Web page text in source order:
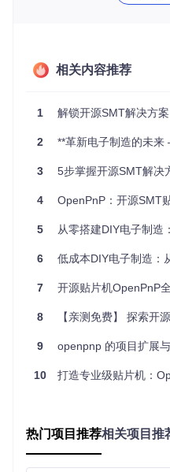
配方案，从DIY桌面设备到
OpenPnP的技术架构就像一
模
技术实现
动
制
Java + GCo
de解析器
自
规
觉
统
OpenCV +
自定义Pipeli
ne
多
硬
抽
象
统
型
任
图1：OpenPnP生成的PCB
相关内容推荐
1 解锁开源SMT解决方案：
2 **革新电子制造的未
3 5步掌握开源SMT解决
4 OpenPnP：开源SMT
5 从零搭建DIY电子制造
6 低成本DIY电子制造：从
7 开源贴片机OpenPnP全攻略
8 【亲测免费】 探索开源
9 openpnp 的项目扩展
10 打造专业级贴片机：
热门项目推荐相关项目推